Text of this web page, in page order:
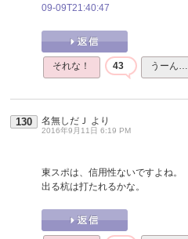
09-09T21:40:47
それな！ 43 うーん…
130 名無しだＪ より
2016年9月11日 6:19 PM
東スポは、信用性ないですよね。
出る杭は打たれるかな。